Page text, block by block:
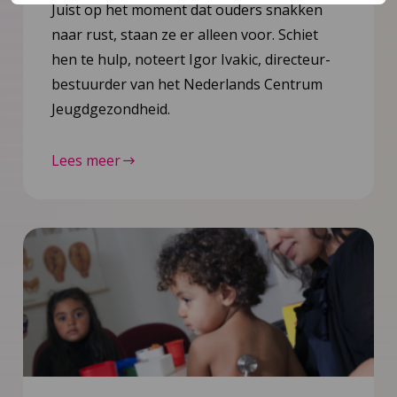
Juist op het moment dat ouders snakken
naar rust, staan ze er alleen voor. Schiet
hen te hulp, noteert Igor Ivakic, directeur-
bestuurder van het Nederlands Centrum
Jeugdgezondheid.
Lees meer